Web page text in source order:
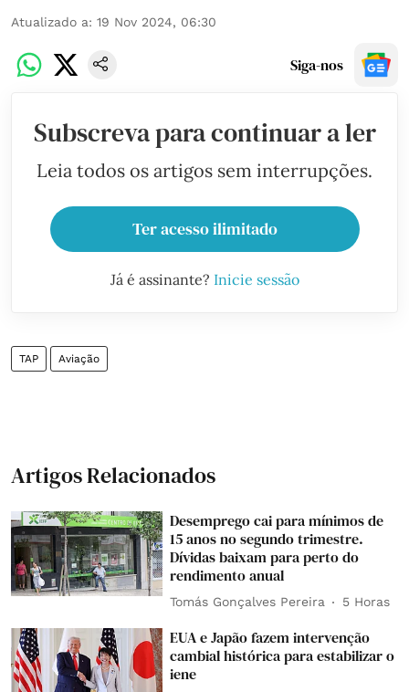
Atualizado a: 19 Nov 2024, 06:30
Siga-nos
Subscreva para continuar a ler
Leia todos os artigos sem interrupções.
Ter acesso ilimitado
Já é assinante? Inicie sessão
TAP Aviação
Artigos Relacionados
Desemprego cai para mínimos de
15 anos no segundo trimestre.
Dívidas baixam para perto do
rendimento anual
Tomás Gonçalves Pereira 5 Horas
EUA e Japão fazem intervenção
cambial histórica para estabilizar o
iene